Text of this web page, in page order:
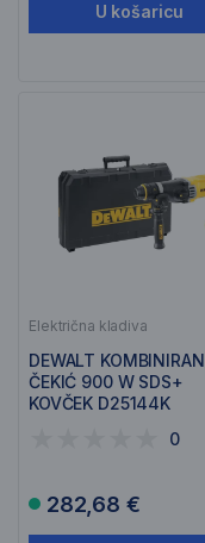
U košaricu
Električna kladiva
DEWALT
ČEKIĆ 900 W SDS+
KOVČEK D25144K
0
282,68 €